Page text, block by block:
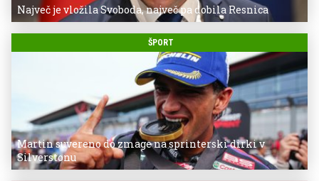
Največ je vložila Svoboda, največ pa dobila Resnica
ŠPORT
Martin suvereno do zmage na sprinterski dirki v
Silverstonu